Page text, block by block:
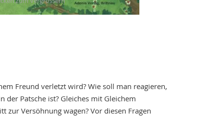
Freund verletzt wird? Wie soll man reagieren,
der Patsche ist? Gleiches mit Gleichem
zur Versöhnung wagen? Vor diesen Fragen